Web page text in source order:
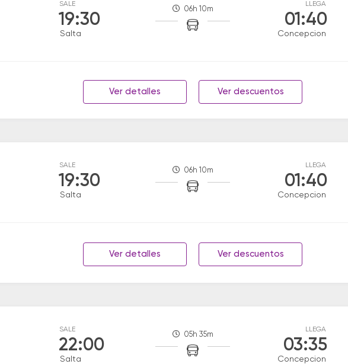
SALE
19:30
Salta
06h 10m
LLEGA
01:40
Concepcion
Ver detalles Ver descuentos
SALE
19:30
Salta
06h 10m
LLEGA
01:40
Concepcion
Ver detalles Ver descuentos
SALE
22:00
Salta
05h 35m
LLEGA
03:35
Concepcion